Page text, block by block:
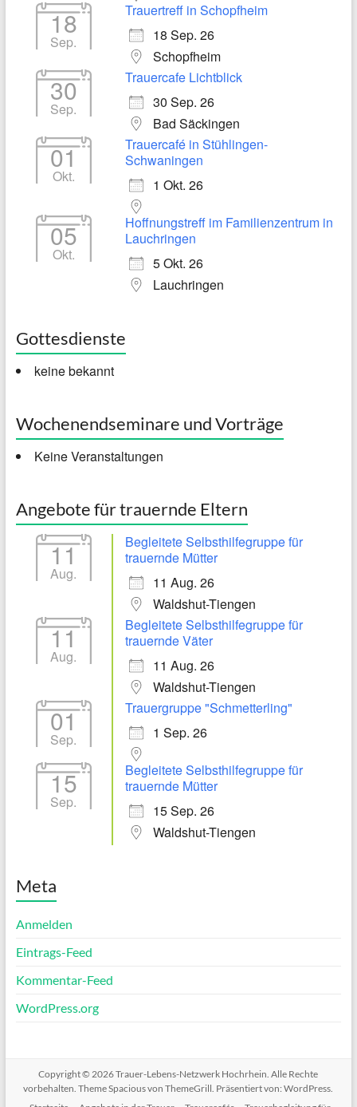
18
Sep.
Trauertreff in Schopfheim
18 Sep. 26
Schopfheim
30
Sep.
Trauercafe Lichtblick
30 Sep. 26
Bad Säckingen
01
Okt.
Trauercafé in Stühlingen-
Schwaningen
1 Okt. 26
05
Okt.
Hoffnungstreff im Familienzentrum in
Lauchringen
5 Okt. 26
Lauchringen
Gottesdienste
keine bekannt
Wochenendseminare und Vorträge
Keine Veranstaltungen
Angebote für trauernde Eltern
11
Aug.
Begleitete Selbsthilfegruppe für
trauernde Mütter
11 Aug. 26
Waldshut-Tiengen
11
Aug.
Begleitete Selbsthilfegruppe für
trauernde Väter
11 Aug. 26
Waldshut-Tiengen
01
Sep.
Trauergruppe "Schmetterling"
1 Sep. 26
15
Sep.
Begleitete Selbsthilfegruppe für
trauernde Mütter
15 Sep. 26
Waldshut-Tiengen
Meta
Anmelden
Eintrags-Feed
Kommentar-Feed
WordPress.org
Copyright © 2026Trauer-Lebens-Netzwerk Hochrhein. Alle Rechte
vorbehalten. ThemeSpaciousvon ThemeGrill. Präsentiert von:WordPress.